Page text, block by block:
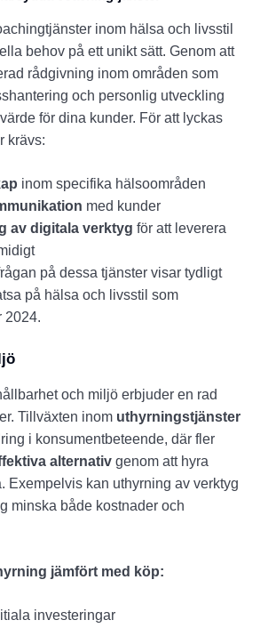
inom hälsa och livsstil
behov på ett unikt sätt. Genom att
rådgivning inom områden som
och personlig utveckling
för dina kunder. För att lyckas
krävs:
inom specifika hälsoområden
med kunder
av digitala verktyg för att leverera
på dessa tjänster visar tydligt
på hälsa och livsstil som
2024.
och miljö erbjuder en rad
Tillväxten inom uthyrningstjänster
i konsumentbeteende, där fler
alternativ genom att hyra
Exempelvis kan uthyrning av verktyg
minska både kostnader och
jämfört med köp:
investeringar